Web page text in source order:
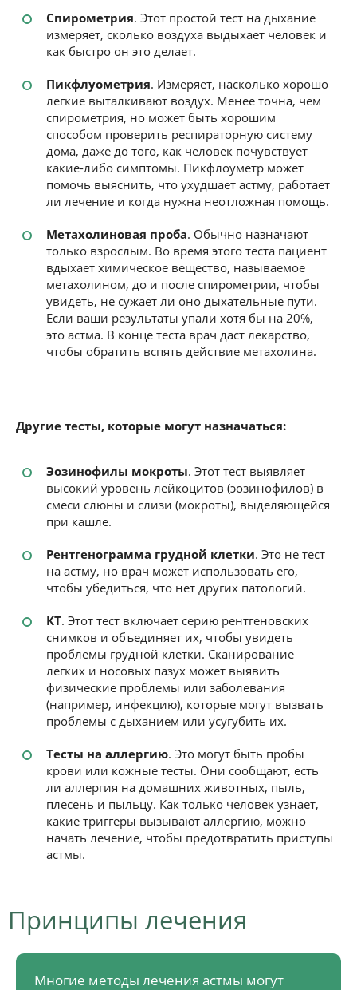
Спирометрия. Этот простой тест на дыхание
измеряет, сколько воздуха выдыхает человек и
как быстро он это делает.
Пикфлуометрия. Измеряет, насколько хорошо
легкие выталкивают воздух. Менее точна, чем
спирометрия, но может быть хорошим
способом проверить респираторную систему
дома, даже до того, как человек почувствует
какие-либо симптомы. Пикфлоуметр может
помочь выяснить, что ухудшает астму, работает
ли лечение и когда нужна неотложная помощь.
Метахолиновая проба. Обычно назначают
только взрослым. Во время этого теста пациент
вдыхает химическое вещество, называемое
метахолином, до и после спирометрии, чтобы
увидеть, не сужает ли оно дыхательные пути.
Если ваши результаты упали хотя бы на 20%,
это астма. В конце теста врач даст лекарство,
чтобы обратить вспять действие метахолина.
Другие тесты, которые могут назначаться:
Эозинофилы мокроты. Этот тест выявляет
высокий уровень лейкоцитов (эозинофилов) в
смеси слюны и слизи (мокроты), выделяющейся
при кашле.
Рентгенограмма грудной клетки. Это не тест
на астму, но врач может использовать его,
чтобы убедиться, что нет других патологий.
КТ. Этот тест включает серию рентгеновских
снимков и объединяет их, чтобы увидеть
проблемы грудной клетки. Сканирование
легких и носовых пазух может выявить
физические проблемы или заболевания
(например, инфекцию), которые могут вызвать
проблемы с дыханием или усугубить их.
Тесты на аллергию. Это могут быть пробы
крови или кожные тесты. Они сообщают, есть
ли аллергия на домашних животных, пыль,
плесень и пыльцу. Как только человек узнает,
какие триггеры вызывают аллергию, можно
начать лечение, чтобы предотвратить приступы
астмы.
Принципы лечения
Многие методы лечения астмы могут